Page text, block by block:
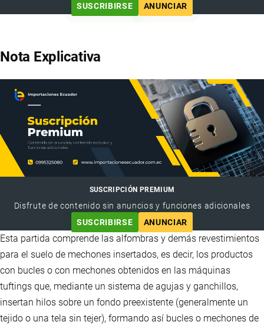
SUSCRIBIRSE
ANUNCIAR
Nota Explicativa
SUSCRIPCIÓN PREMIUM
Disfrute de contenido sin anuncios y funciones adicionales
SUSCRIBIRSE
ANUNCIAR
Esta partida comprende las alfombras y demás revestimientos
para el suelo de mechones insertados, es decir, los productos
con bucles o con mechones obtenidos en las máquinas
tuftings que, mediante un sistema de agujas y ganchillos,
insertan hilos sobre un fondo preexistente (generalmente un
tejido o una tela sin tejer), formando así bucles o mechones de